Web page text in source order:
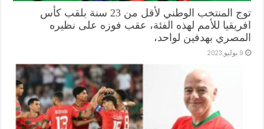
توج المنتخب الوطني لأقل من 23 سنة بلقب كأس
افريقيا للأمم لهذه الفئة، عقب فوزه على نظيره
المصري بهدفين لواحد،
9 يوليو,2023